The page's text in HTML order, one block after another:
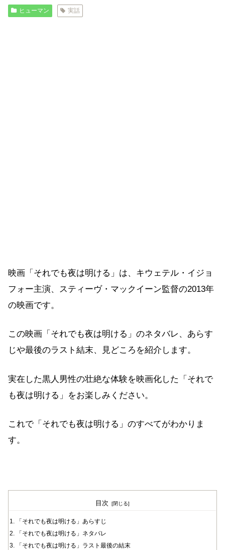
ヒューマン 実話
映画「それでも夜は明ける」は、キウェテル・イジョ
フォー主演、スティーヴ・マックイーン監督の2013年
の映画です。
この映画「それでも夜は明ける」のネタバレ、あらす
じや最後のラスト結末、見どころを紹介します。
実在した黒人男性の壮絶な体験を映画化した「それで
も夜は明ける」をお楽しみください。
これで「それでも夜は明ける」のすべてがわかりま
す。
目次
「それでも夜は明ける」あらすじ
「それでも夜は明ける」ネタバレ
「それでも夜は明ける」ラスト最後の結末